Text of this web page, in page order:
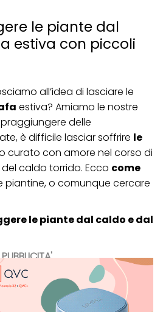
le piante dal
estiva con piccoli
PUBBLICITA'
all’idea di lasciare le
estiva? Amiamo le nostre
delle
è difficile lasciar soffrire le
curato con amore nel corso di
caldo torrido. Ecco come
piantine, o comunque cercare
le piante dal caldo e dal